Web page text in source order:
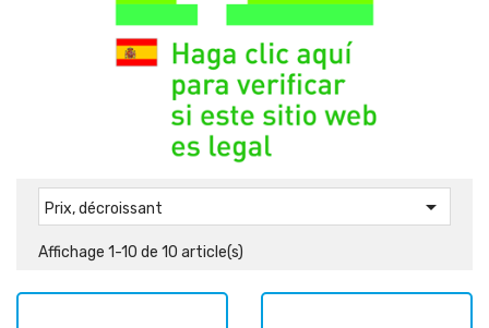
Prix, décroissant 
Affichage 1-10 de 10 article(s)